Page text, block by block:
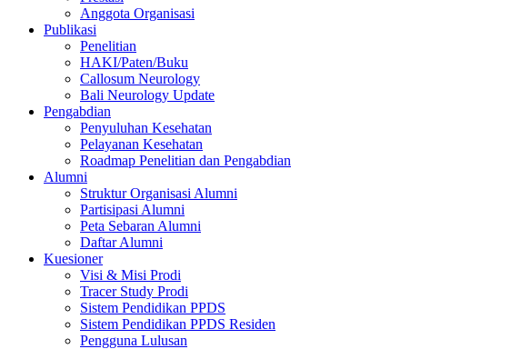
Anggota Organisasi
Publikasi
Penelitian
HAKI/Paten/Buku
Callosum Neurology
Bali Neurology Update
Pengabdian
Penyuluhan Kesehatan
Pelayanan Kesehatan
Roadmap Penelitian dan Pengabdian
Alumni
Struktur Organisasi Alumni
Partisipasi Alumni
Peta Sebaran Alumni
Daftar Alumni
Kuesioner
Visi & Misi Prodi
Tracer Study Prodi
Sistem Pendidikan PPDS
Sistem Pendidikan PPDS Residen
Pengguna Lulusan